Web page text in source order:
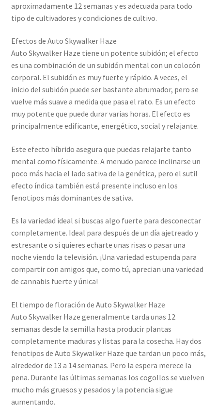
aproximadamente 12 semanas y es adecuada para todo
tipo de cultivadores y condiciones de cultivo.
Efectos de Auto Skywalker Haze
Auto Skywalker Haze tiene un potente subidón; el efecto
es una combinación de un subidón mental con un colocón
corporal. El subidón es muy fuerte y rápido. A veces, el
inicio del subidón puede ser bastante abrumador, pero se
vuelve más suave a medida que pasa el rato. Es un efecto
muy potente que puede durar varias horas. El efecto es
principalmente edificante, energético, social y relajante.
Este efecto híbrido asegura que puedas relajarte tanto
mental como físicamente. A menudo parece inclinarse un
poco más hacia el lado sativa de la genética, pero el sutil
efecto índica también está presente incluso en los
fenotipos más dominantes de sativa.
Es la variedad ideal si buscas algo fuerte para desconectar
completamente. Ideal para después de un día ajetreado y
estresante o si quieres echarte unas risas o pasar una
noche viendo la televisión. ¡Una variedad estupenda para
compartir con amigos que, como tú, aprecian una variedad
de cannabis fuerte y única!
El tiempo de floración de Auto Skywalker Haze
Auto Skywalker Haze generalmente tarda unas 12
semanas desde la semilla hasta producir plantas
completamente maduras y listas para la cosecha. Hay dos
fenotipos de Auto Skywalker Haze que tardan un poco más,
alrededor de 13 a 14 semanas. Pero la espera merece la
pena. Durante las últimas semanas los cogollos se vuelven
mucho más gruesos y pesados y la potencia sigue
aumentando.